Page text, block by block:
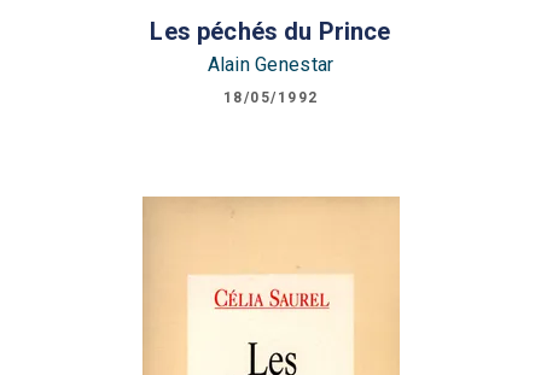
Les péchés du Prince
Alain Genestar
18/05/1992